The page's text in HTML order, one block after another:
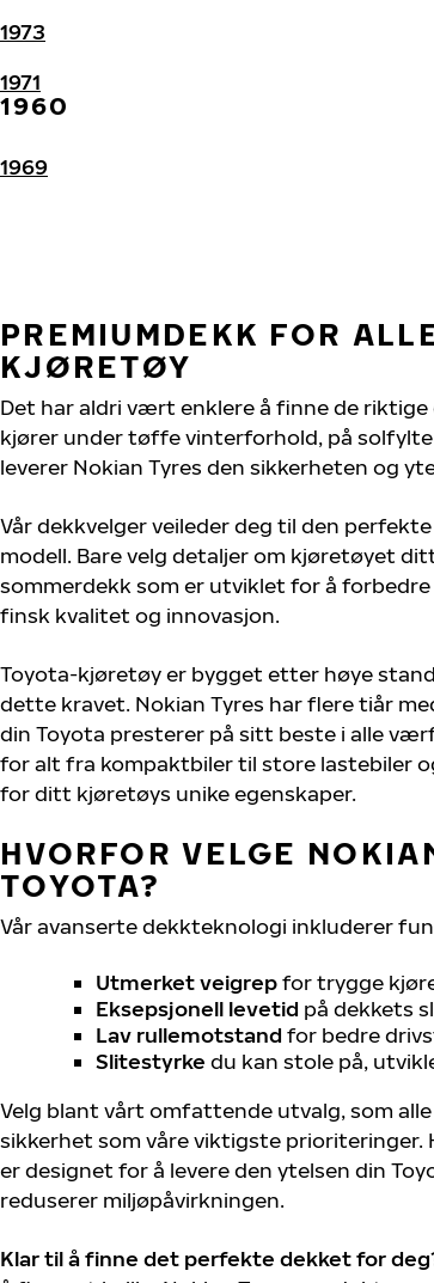
1973
1971
1960
1969
PREMIUMDEKK FOR
KJØRETØY
Det har aldri vært enklere å finne de
kjører under tøffe vinterforhold, på
leverer Nokian Tyres den sikkerheten og
Vår dekkvelger veileder deg til den
modell. Bare velg detaljer om kjøretøyet
sommerdekk som er utviklet for å
finsk kvalitet og innovasjon.
Toyota-kjøretøy er bygget etter høye
dette kravet. Nokian Tyres har flere tiår
din Toyota presterer på sitt beste i alle
for alt fra kompaktbiler til store lastebiler
for ditt kjøretøys unike egenskaper.
HVORFOR VELGE
TOYOTA?
Vår avanserte dekkteknologi inkluderer
Utmerket veigrepfor trygge
Eksepsjonell levetid på dekkets
Lav rullemotstand for bedre
Slitestyrke du kan stole på,
Velg blant vårt omfattende utvalg, som
sikkerhet som våre viktigste prioriteringer.
er designet for å levere den ytelsen din
reduserer miljøpåvirkningen.
Klar til å finne det perfekte dekket for